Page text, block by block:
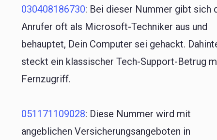
030408186730: Bei dieser Nummer gibt sich
Anrufer oft als Microsoft-Techniker aus und
behauptet, Dein Computer sei gehackt.
steckt ein klassischer Tech-Support-Betrug
Fernzugriff.
051171109028: Diese Nummer wird mit
angeblichen Versicherungsangeboten in